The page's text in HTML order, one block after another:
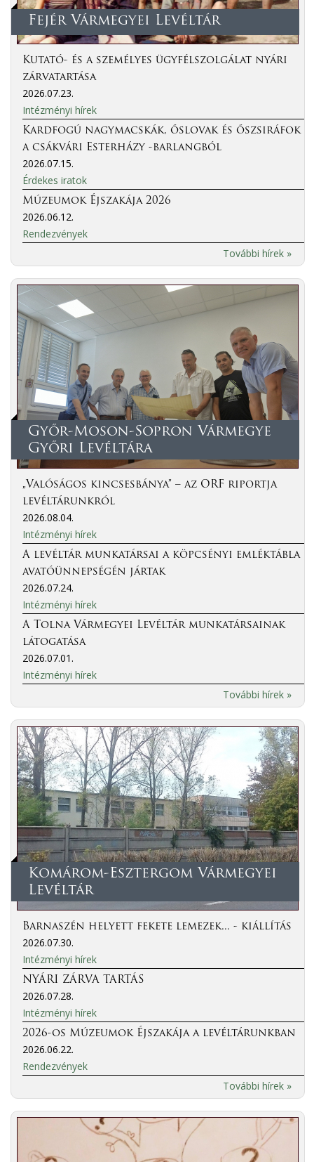
Fejér Vármegyei Levéltár
Kutató- és a személyes ügyfélszolgálat nyári
zárvatartása
2026.07.23.
Intézményi hírek
Kardfogú nagymacskák, őslovak és őszsiráfok
a csákvári Esterházy -barlangból
2026.07.15.
Érdekes iratok
Múzeumok Éjszakája 2026
2026.06.12.
Rendezvények
További hírek »
Győr-Moson-Sopron Vármegye
Győri Levéltára
„Valóságos kincsesbánya” – az ORF riportja
levéltárunkról
2026.08.04.
Intézményi hírek
A levéltár munkatársai a köpcsényi emléktábla
avatóünnepségén jártak
2026.07.24.
Intézményi hírek
A Tolna Vármegyei Levéltár munkatársainak
látogatása
2026.07.01.
Intézményi hírek
További hírek »
Komárom-Esztergom Vármegyei
Levéltár
Barnaszén helyett fekete lemezek... - kiállítás
2026.07.30.
Intézményi hírek
NYÁRI ZÁRVA TARTÁS
2026.07.28.
Intézményi hírek
2026-os Múzeumok Éjszakája a levéltárunkban
2026.06.22.
Rendezvények
További hírek »